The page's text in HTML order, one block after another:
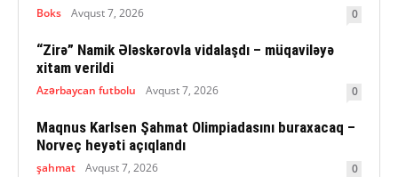
Boks Avqust 7, 2026 0
“Zirə” Namik Ələskərovla vidalaşdı – müqaviləyə
xitam verildi
Azərbaycan futbolu Avqust 7, 2026 0
Maqnus Karlsen Şahmat Olimpiadasını buraxacaq –
Norveç heyəti açıqlandı
şahmat Avqust 7, 2026 0